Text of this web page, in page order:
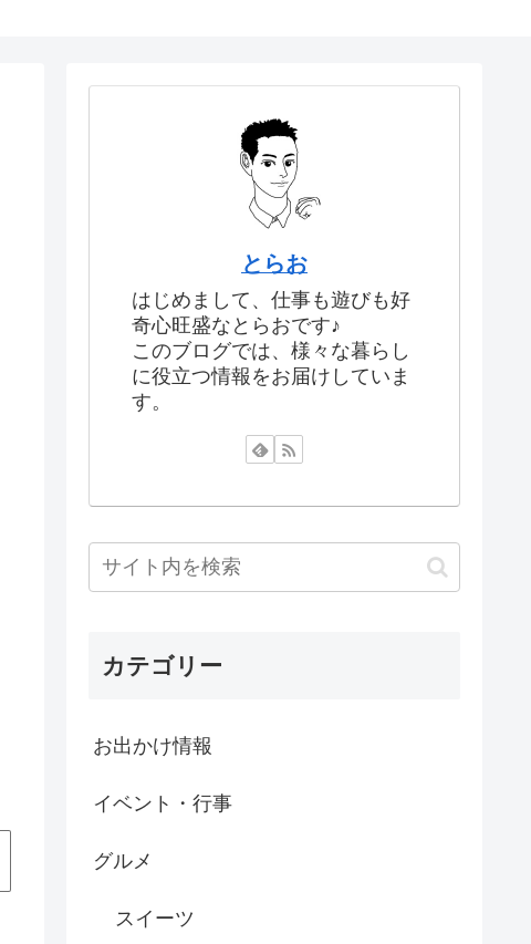
とらお
はじめまして、仕事も遊びも好
奇心旺盛なとらおです♪
このブログでは、様々な暮らし
に役立つ情報をお届けしていま
す。
カテゴリー
お出かけ情報
イベント・行事
グルメ
スイーツ